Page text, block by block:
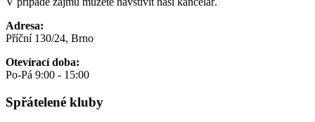
Adresa:
Příční 130/24, Brno
Otevírací doba:
Po-Pá 9:00 - 15:00
Spřátelené kluby